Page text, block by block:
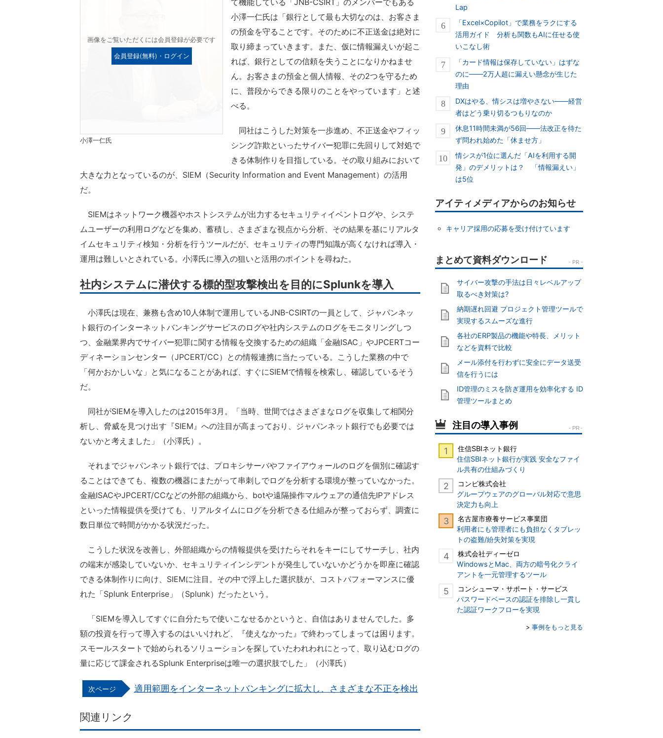
画像をご覧いただくには会員登録が必要です
会員登録(無料)・ログイン
小澤一仁氏
て機能している「JNB-CSIRT」のメンバーでもある
小澤一仁氏は「銀行として最も大切なのは、お客さま
の預金を守ることです。そのために不正送金は絶対に
取り締まっていきます。また、仮に情報漏えいが起こ
れば、銀行としての信頼を失うことになりかねませ
ん。お客さまの預金と個人情報、その2つを守るため
に、普段からできる限りのことをやっています」と述
べる。
同社はこうした対策を一歩進め、不正送金やフィッ
シング詐欺といったサイバー犯罪に先回りして対処で
きる体制作りを目指している。その取り組みにおいて
大きな力となっているのが、SIEM（Security Information and Event Management）の活用
だ。
SIEMはネットワーク機器やホストシステムが出力するセキュリティイベントログや、システ
ムユーザーの利用ログなどを集め、蓄積し、さまざまな視点から分析、その結果を基にリアルタ
イムセキュリティ検知・分析を行うツールだが、セキュリティの専門知識が高くなければ導入・
運用は難しいとされている。小澤氏に導入の狙いと活用のポイントを尋ねた。
社内システムに潜伏する標的型攻撃検出を目的にSplunkを導入
小澤氏は現在、兼務も含め10人体制で運用しているJNB-CSIRTの一員として、ジャパンネッ
ト銀行のインターネットバンキングサービスのログや社内システムのログをモニタリングしつ
つ、金融業界内でサイバー犯罪に関する情報を交換するための組織「金融ISAC」やJPCERTコー
ディネーションセンター（JPCERT/CC）との情報連携に当たっている。こうした業務の中で
「何かおかしいな」と気になることがあれば、すぐにSIEMで情報を検索し、確認しているそう
だ。
同社がSIEMを導入したのは2015年3月。「当時、世間ではさまざまなログを収集して相関分
析し、脅威を見つけ出す『SIEM』への注目が高まっており、ジャパンネット銀行でも必要では
ないかと考えました」（小澤氏）。
それまでジャパンネット銀行では、プロキシサーバやファイアウォールのログを個別に確認す
ることはできても、複数の機器にまたがって串刺しでログを分析する環境が整っていなかった。
金融ISACやJPCERT/CCなどの外部の組織から、botや遠隔操作マルウェアの通信先IPアドレス
といった情報提供を受けても、リアルタイムにログを分析できる仕組みが整っておらず、調査に
数日単位で時間がかかる状況だった。
こうした状況を改善し、外部組織からの情報提供を受けたらそれをキーにしてサーチし、社内
の端末が感染していないか、セキュリティインシデントが発生していないかどうかを即座に確認
できる体制作りに向け、SIEMに注目。その中で浮上した選択肢が、コストパフォーマンスに優
れた「Splunk Enterprise」（Splunk）だったという。
「SIEMを導入してすぐに自分たちで使いこなせるかというと、自信はありませんでした。多
額の投資を行って導入するのはいいけれど、『使えなかった』で終わってしまっては困ります。
スモールスタートで始められるソリューションを探していたわれわれにとって、取り込むログの
量に応じて課金されるSplunk Enterpriseは唯一の選択肢でした」（小澤氏）
適用範囲をインターネットバンキングに拡大し、さまざまな不正を検出
関連リンク
Lap
「Excel×Copilot」で業務をラクにする
活用ガイド 分析も関数もAIに任せる使
いこなし術
「カード情報は保存していない」はずな
のに――2万人超に漏えい懸念が生じた
理由
DXはやる、情シスは増やさない――経営
者はどう乗り切るつもりなのか
休息11時間未満が56回――法改正を待た
ず問われ始めた「休ませ方」
情シスが1位に選んだ「AIを利用する開
発」のデメリットは？ 「情報漏えい」
は5位
アイティメディアからのお知らせ
キャリア採用の応募を受け付けています
サイバー攻撃の手法は日々レベルアップ
取るべき対策は?
納期遅れ回避 プロジェクト管理ツールで
実現するスムーズな進行
各社のERP製品の機能や特長、メリット
などを資料で比較
メール添付を行わずに安全にデータ送受
信を行うには
ID管理のミスを防ぎ運用を効率化する ID
管理ツールまとめ